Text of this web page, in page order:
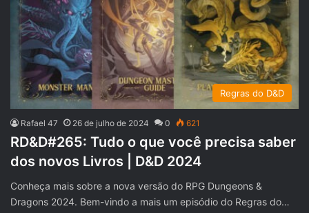
Regras do D&D
Rafael 47 26 de julho de 2024 0 621
RD&D#265: Tudo o que você precisa saber
dos novos Livros | D&D 2024
Conheça mais sobre a nova versão do RPG Dungeons &
Dragons 2024. Bem-vindo a mais um episódio do Regras do…